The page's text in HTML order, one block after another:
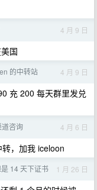
4 月 9 日
国
的中转站 4 月 9 日
充 200 每天群里发兑
咨询 4 月 6 日
，加我 iceloon
14 天下证书 1 月 26 日